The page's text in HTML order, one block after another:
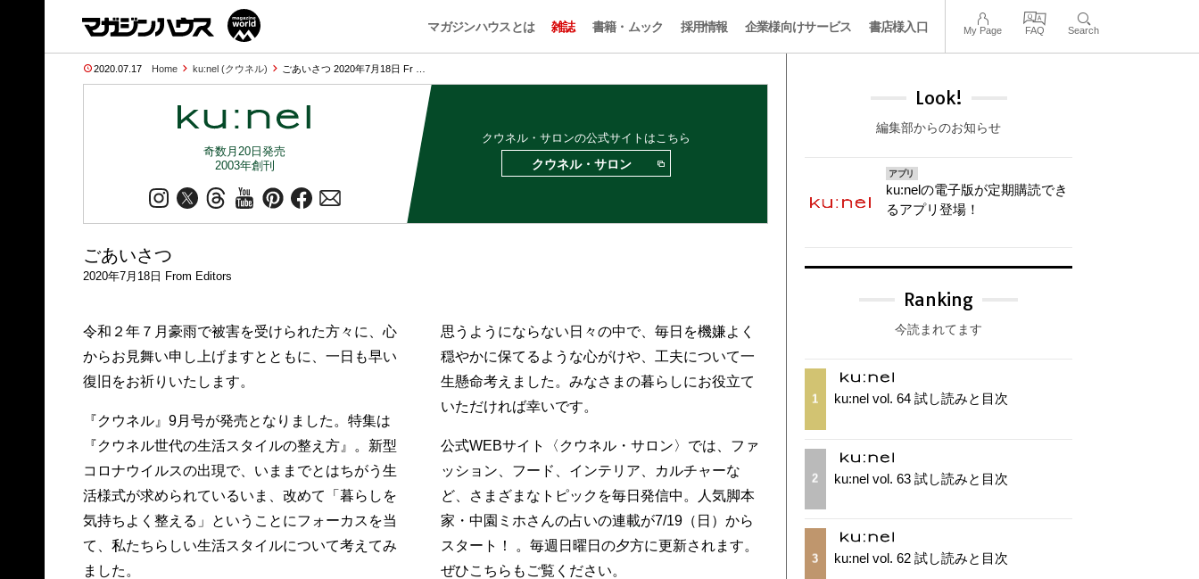
マガジンハウスとは 雑誌 書籍・ムック 採用情報 企業様向けサービス 書店様入口 My Page FAQ Search
2020.07.17 Home ku:nel (クウネル) ごあいさつ 2020年7月18日 Fr …
奇数月20日発売
2003年創刊
クウネル・サロンの公式サイトはこちら
クウネル・サロン
ごあいさつ
2020年7月18日 From Editors
令和２年７月豪雨で被害を受けられた方々に、心
からお見舞い申し上げますとともに、一日も早い
復旧をお祈りいたします。
『クウネル』9月号が発売となりました。特集は
『クウネル世代の生活スタイルの整え方』。新型
コロナウイルスの出現で、いままでとはちがう生
活様式が求められているいま、改めて「暮らしを
気持ちよく整える」ということにフォーカスを当
て、私たちらしい生活スタイルについて考えてみ
ました。
思うようにならない日々の中で、毎日を機嫌よく
穏やかに保てるような心がけや、工夫について一
生懸命考えました。みなさまの暮らしにお役立て
いただければ幸いです。
公式WEBサイト〈クウネル・サロン〉では、ファ
ッション、フード、インテリア、カルチャーな
ど、さまざまなトピックを毎日発信中。人気脚本
家・中園ミホさんの占いの連載が7/19（日）から
スタート！ 。毎週日曜日の夕方に更新されます。
ぜひこちらもご覧ください。
Look!
編集部からのお知らせ
アプリ
ku:nelの電子版が定期購読でき
るアプリ登場！
Ranking
今読まれてます
1 ku:nel vol. 64 試し読みと目次
2 ku:nel vol. 63 試し読みと目次
3 ku:nel vol. 62 試し読みと目次